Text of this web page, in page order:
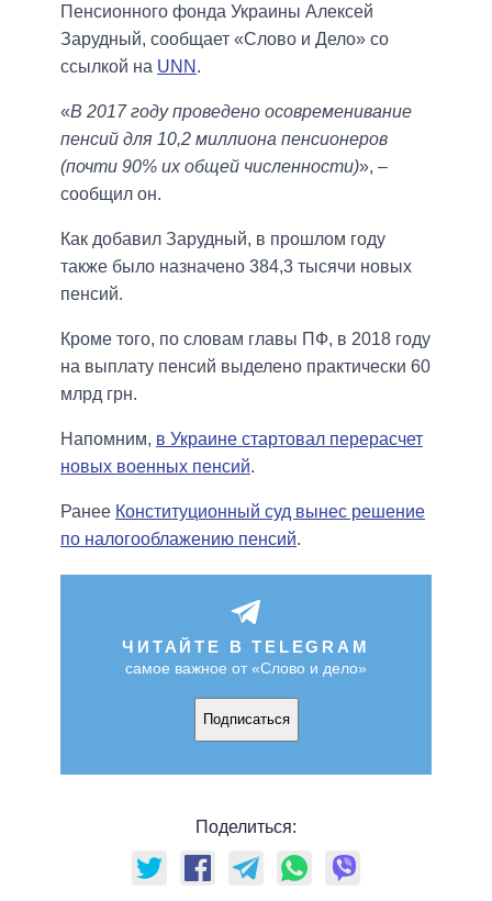
Пенсионного фонда Украины Алексей
Зарудный, сообщает «Слово и Дело» со
ссылкой на UNN .
«В 2017 году проведено осовременивание
пенсий для 10,2 миллиона пенсионеров
(почти 90% их общей численности)», –
сообщил он.
Как добавил Зарудный, в прошлом году
также было назначено 384,3 тысячи новых
пенсий.
Кроме того, по словам главы ПФ, в 2018 году
на выплату пенсий выделено практически 60
млрд грн.
Напомним, в Украине стартовал перерасчет
новых военных пенсий.
Ранее Конституционный суд вынес решение
по налогооблажению пенсий.
ЧИТАЙТЕ В TELEGRAM
самое важное от «Слово и дело»
Подписаться
Поделиться: